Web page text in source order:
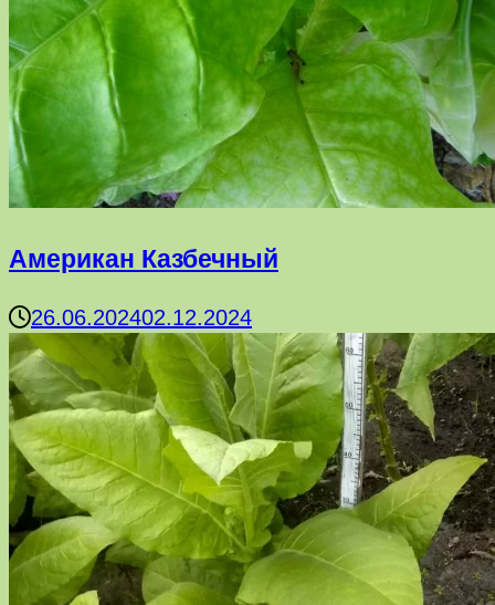
Американ Казбечный
26.06.202402.12.2024